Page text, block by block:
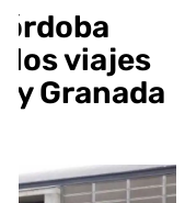
los viajes
y Granada